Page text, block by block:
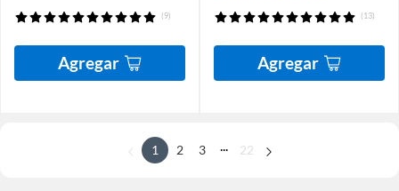
(9)
Agregar
(13)
Agregar
1 2 3 ... 22